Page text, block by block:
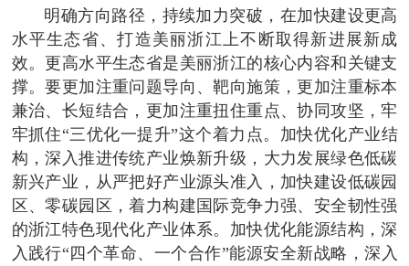
明确方向路径，持续加力突破，在加快建设更高
水平生态省、打造美丽浙江上不断取得新进展新成
效。更高水平生态省是美丽浙江的核心内容和关键支
撑。要更加注重问题导向、靶向施策，更加注重标本
兼治、长短结合，更加注重扭住重点、协同攻坚，牢
牢抓住“三优化一提升”这个着力点。加快优化产业结
构，深入推进传统产业焕新升级，大力发展绿色低碳
新兴产业，从严把好产业源头准入，加快建设低碳园
区、零碳园区，着力构建国际竞争力强、安全韧性强
的浙江特色现代化产业体系。加快优化能源结构，深
入践行“四个革命、一个合作”能源安全新战略，深入